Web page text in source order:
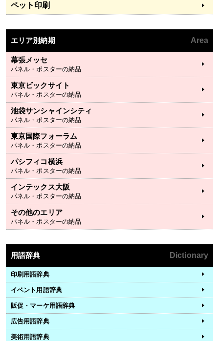
ペット印刷
エリア別納期 Area
幕張メッセ
パネル・ポスターの納品
東京ビックサイト
パネル・ポスターの納品
池袋サンシャインシティ
パネル・ポスターの納品
東京国際フォーラム
パネル・ポスターの納品
パシフィコ横浜
パネル・ポスターの納品
インテックス大阪
パネル・ポスターの納品
その他のエリア
パネル・ポスターの納品
用語辞典 Dictionary
印刷用語辞典
イベント用語辞典
販促・マーケ用語辞典
広告用語辞典
美術用語辞典